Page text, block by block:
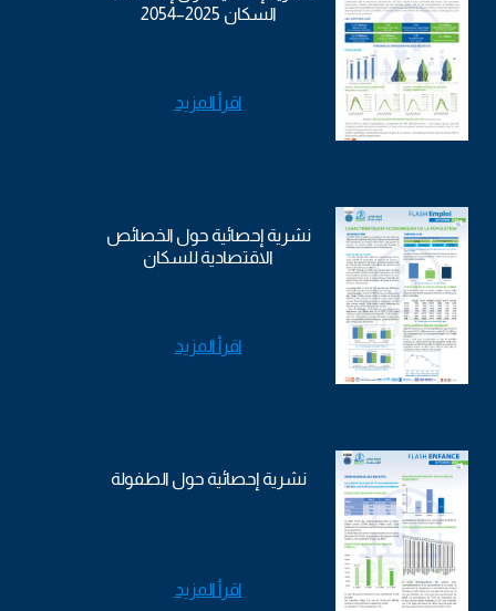
السكان 2025–2054
اقرأ المزيد
نشرية إحصائية حول الخصائص
الاقتصادية للسكان
اقرأ المزيد
نشرية إحصائية حول الطفولة
اقرأ المزيد